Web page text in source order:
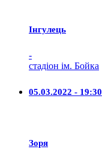
Iнгулець
-
стадіон ім. Бойка
05.03.2022 - 19:30
Зоря